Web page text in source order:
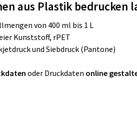
aus Plastik bedrucken
von 400 ml bis 1 L
Kunststoff, rPET
und Siebdruck (Pantone)
oder Druckdaten online